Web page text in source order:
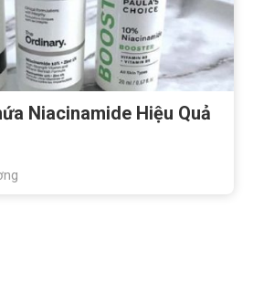
Niacinamide Hiệu Quả